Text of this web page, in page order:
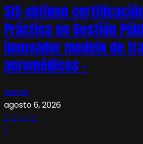
SIS obtiene
Práctica en Gestión
innovador modelo de
aeromédicos –
admin
agosto 6, 2026